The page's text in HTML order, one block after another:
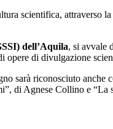
scientifica, attraverso
dell’Aquila, si avvale
opere di divulgazione
sarà riconosciuto anche
di Agnese Collino e